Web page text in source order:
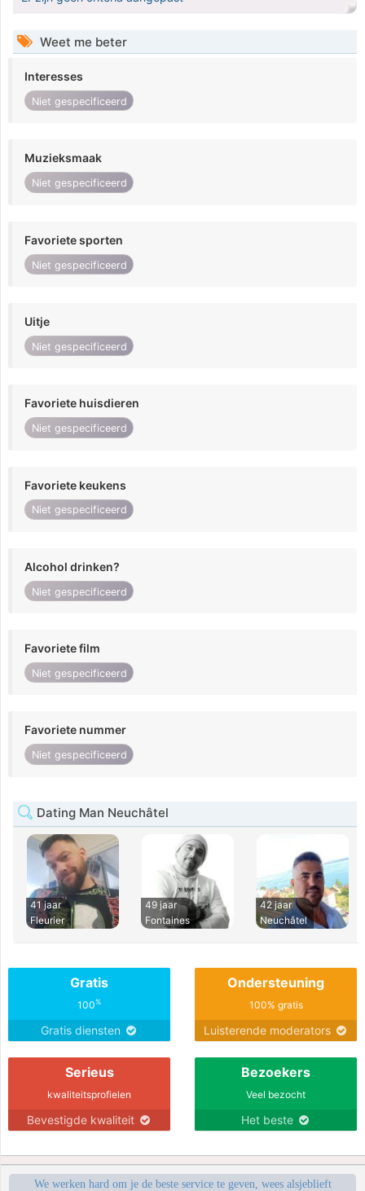
Weet me beter
Interesses
Niet gespecificeerd
Muzieksmaak
Niet gespecificeerd
Favoriete sporten
Niet gespecificeerd
Uitje
Niet gespecificeerd
Favoriete huisdieren
Niet gespecificeerd
Favoriete keukens
Niet gespecificeerd
Alcohol drinken?
Niet gespecificeerd
Favoriete film
Niet gespecificeerd
Favoriete nummer
Niet gespecificeerd
Dating Man Neuchâtel
41 jaar
Fleurier
49 jaar
Fontaines
42 jaar
Neuchâtel
Gratis
100%
Gratis diensten
Ondersteuning
100% gratis
Luisterende moderators
Serieus
kwaliteitsprofielen
Bevestigde kwaliteit
Bezoekers
Veel bezocht
Het beste
We werken hard om je de beste service te geven, wees alsjeblieft